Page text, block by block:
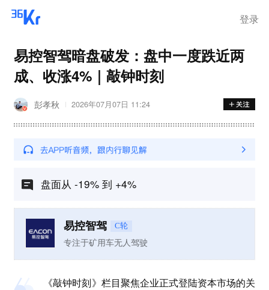
登录
易控智驾暗盘破发：盘中一度跌近两
成、收涨4%｜敲钟时刻
彭孝秋 2026年07月07日 11:24
盘面从 -19% 到 +4%
易控智驾 C轮
专注于矿用车无人驾驶
《敲钟时刻》栏目聚焦企业正式登陆资本市场的关